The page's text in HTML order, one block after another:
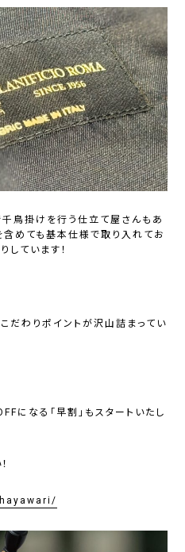
鳥掛けを行う仕立て屋さんもあ
めても基本仕様で取り入れてお
しています！
だわりポイントが沢山詰まってい
になる「早割」もスタートいたし